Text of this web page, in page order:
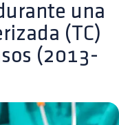
una
(TC)
(2013-